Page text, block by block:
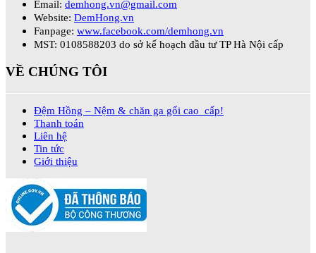
Email: demhong.vn@gmail.com
Website: DemHong.vn
Fanpage: www.facebook.com/demhong.vn
MST: 0108588203 do sở kế hoạch đầu tư TP Hà Nội cấp
VỀ CHÚNG TÔI
Đệm Hồng – Nệm & chăn ga gối cao cấp!
Thanh toán
Liên hệ
Tin tức
Giới thiệu